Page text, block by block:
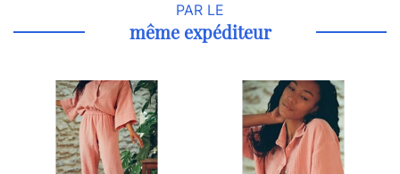
PAR LE
même expéditeur